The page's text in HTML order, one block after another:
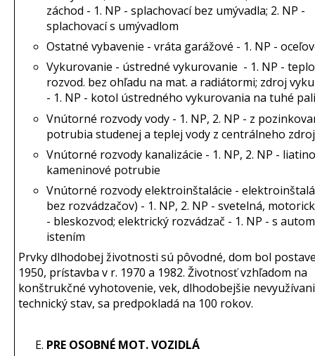
záchod - 1. NP - splachovací bez umývadla; 2. NP -
splachovací s umývadlom
Ostatné vybavenie - vráta garážové - 1. NP -
Vykurovanie - ústredné vykurovanie - 1. NP -
rozvod. bez ohľadu na mat. a radiátormi; zdroj
- 1. NP - kotol ústredného vykurovania na tuhé
Vnútorné rozvody vody - 1. NP, 2. NP - z
potrubia studenej a teplej vody z centrálneho
Vnútorné rozvody kanalizácie - 1. NP, 2. NP -
kameninové potrubie
Vnútorné rozvody elektroinštalácie -
bez rozvádzačov) - 1. NP, 2. NP - svetelná,
- bleskozvod; elektrický rozvádzač - 1. NP - s
istením
Prvky dlhodobej životnosti sú pôvodné, dom bol
1950, prístavba v r. 1970 a 1982. Životnosť vzhľadom na
konštrukčné vyhotovenie, vek, dlhodobejšie
technický stav, sa predpokladá na 100 rokov.
PRE OSOBNÉ MOT. VOZIDLÁ